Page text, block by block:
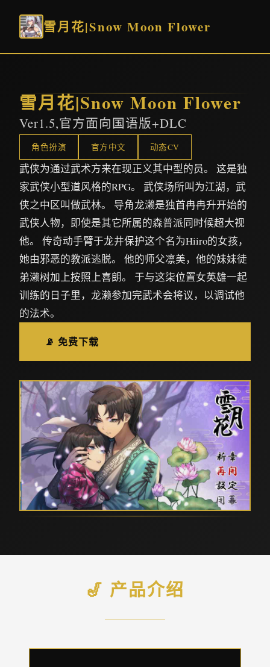
雪月花|Snow Moon Flower
雪月花|Snow Moon Flower
Ver1.5,官方面向国语版+DLC
角色扮演 官方中文 动态CV
武侠为通过武术方来在现正义其中型的员。 这是独
家武侠小型道风格的RPG。 武侠场所叫为江湖，武
侠之中区叫做武林。 导角龙濑是独首冉冉升开始的
武侠人物，即使是其它所属的森普派同时候超大视
他。 传奇动手臂于龙井保护这个名为Hiiro的女孩，
她由邪恶的教派逃脱。 他的师父凛美，他的妹妹徒
弟濑树加上按照上喜朗。 于与这柒位置女英雄一起
训练的日子里，龙濑参加完武术会将议，以调试他
的法术。
📡 免费下载
🎷 产品介绍